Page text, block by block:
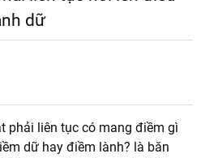
dữ
phải liên tục có mang điềm gì
dữ hay điềm lành? là băn